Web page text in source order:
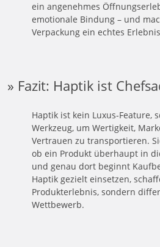
ein angenehmes
emotionale Bindung – und
Verpackung ein echtes
» Fazit: Haptik ist
Haptik ist kein Luxus-Feature,
Werkzeug, um Wertigkeit,
Vertrauen zu transportieren.
ob ein Produkt überhaupt in
und genau dort beginnt
Haptik gezielt einsetzen,
Produkterlebnis, sondern
Wettbewerb.